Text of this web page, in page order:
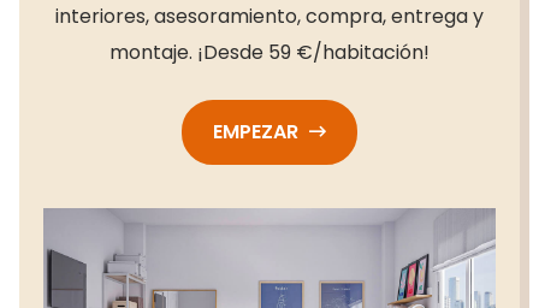
interiores, asesoramiento, compra, entrega y
montaje. ¡Desde 59 €/habitación!
EMPEZAR